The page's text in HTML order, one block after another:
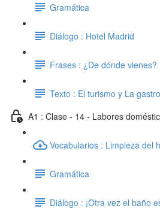
Gramática
Diálogo : Hotel Madrid
Frases : ¿De dónde vienes?
Texto : El turismo y La
A1 : Clase - 14 - Labores
Vocabularios : Limpieza del
Gramática
Diálogo : ¡Otra vez el baño